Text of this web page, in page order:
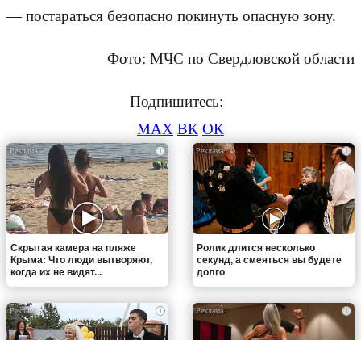
— постараться безопасно покинуть опасную зону.
Фото: МЧС по Свердловской области
Подпишитесь:
MAX ВК ОК
i
Скрытая камера на пляже
Крыма: Что люди вытворяют,
когда их не видят...
i
Ролик длится несколько
секунд, а смеяться вы будете
долго
i i